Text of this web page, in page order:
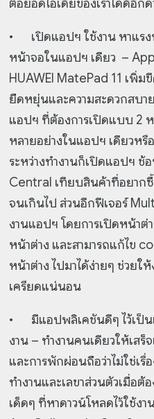
ต่อยอดไอเดียของเราได้ดีอีก
•
เปิดแอปฯ ใช้งาน หาแร
หน้าจอในแอปฯ เดียว –
HUAWEI MatePad 11 เพิ่ม
ยืดหยุ่นและความสะดวกสบา
แอปฯ ที่ต้องการเปิดแบบ 2
หลายอย่างในแอปฯ เดียวหรื
ระหว่างทำงานก็เปิดแอปฯ ช้
Central เทียบสินค้าที่อยาก
จนเกินไป ส่วนอีกฟีเจอร์
งานแอปฯ โดยการเปิดหน้า
หน้าต่าง และสามารถแก้ไข
หน้าต่าง ไปมาได้ง่ายๆ ช่วยใ
เครียดแน่นอน
•
มีแอปพลิเคชันดีๆ ไว้เป็
งาน – ทำงานคนเดียวให้เสร็
และการพักผ่อนถือว่าไม่ใช่เ
ทำงานและเลขาส่วนตัวเมื่อ
เด็ดๆ ที่หาดาวน์โหลดไว้ใช้งา